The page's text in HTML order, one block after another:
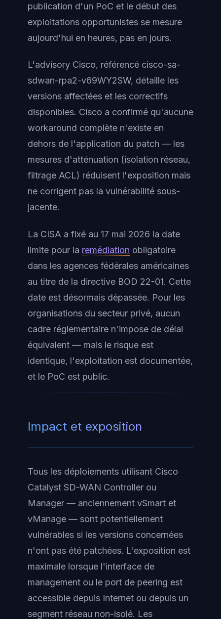
publication d'un PoC et le début des
exploitations opportunistes se mesure
aujourd'hui en heures, pas en jours.
L'advisory Cisco, référencé cisco-sa-
sdwan-rpa2-v69WY2SW, détaille les
versions affectées et les correctifs
disponibles. Cisco a confirmé qu'aucune
workaround complète n'existe en
dehors de l'application du patch — les
mesures d'atténuation (isolation réseau,
filtrage ACL) réduisent l'exposition mais
ne corrigent pas la vulnérabilité sous-
jacente.
La CISA a fixé au 17 mai 2026 la date
limite pour la remédiation obligatoire
dans les agences fédérales américaines
au titre de la directive BOD 22-01. Cette
date est désormais dépassée. Pour les
organisations du secteur privé, aucun
cadre réglementaire n'impose de délai
équivalent — mais le risque est
identique, l'exploitation est documentée,
et le PoC est public.
Impact et exposition
Tous les déploiements utilisant Cisco
Catalyst SD-WAN Controller ou
Manager — anciennement vSmart et
vManage — sont potentiellement
vulnérables si les versions concernées
n'ont pas été patchées. L'exposition est
maximale lorsque l'interface de
management ou le port de peering est
accessible depuis Internet ou depuis un
segment réseau non-isolé. Les